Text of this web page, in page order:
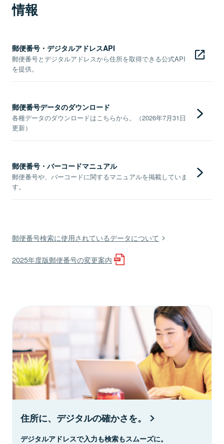
情報
郵便番号・デジタルアドレスAPI
郵便番号とデジタルアドレスから住所を取得できる公式API
を提供。
郵便番号データのダウンロード
各種データのダウンロードはこちらから。（2026年7月31日
更新）
郵便番号・バーコードマニュアル
郵便番号や、バーコードに関するマニュアルを掲載していま
す。
郵便番号検索に使用されているデータについて
2025年度版郵便番号の変更案内
住所に、デジタルの確かさを。
デジタルアドレスで入力も検索もスムーズに。